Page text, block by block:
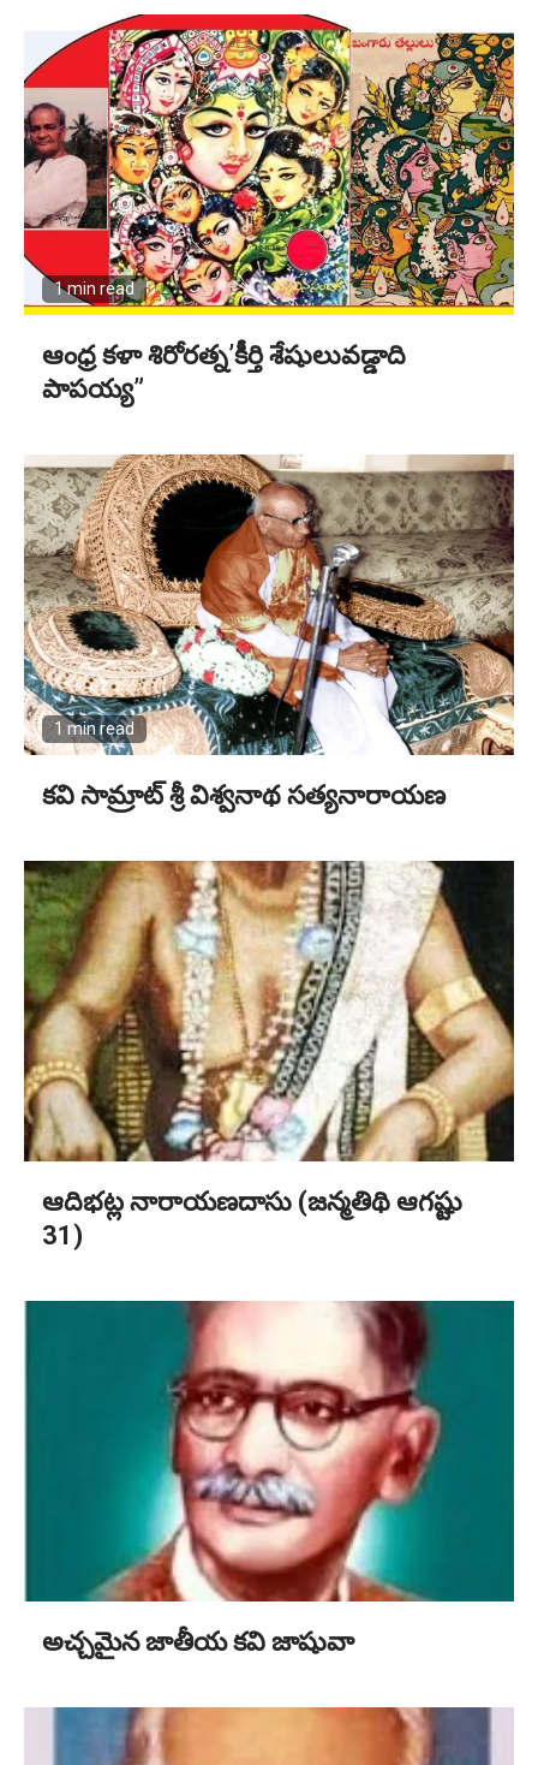
1 min read
ఆంధ్ర కళా శిరోరత్న’కీర్తి శేషులువడ్డాది
పాపయ్య”
1 min read
కవి సామ్రాట్ శ్రీ విశ్వనాథ సత్యనారాయణ
ఆదిభట్ల నారాయణదాసు (జన్మతిథి ఆగష్టు
31)
అచ్చమైన జాతీయ కవి జాషువా